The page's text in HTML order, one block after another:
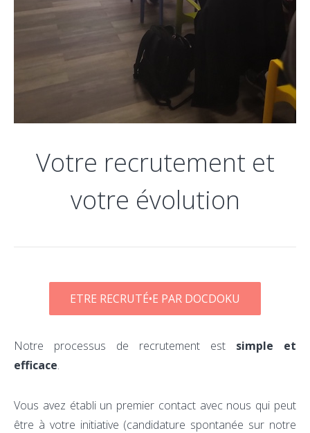
Votre recrutement et
votre évolution
ETRE RECRUTÉ•E PAR DOCDOKU
Notre processus de recrutement est simple et
efficace.
Vous avez établi un premier contact avec nous qui peut
être à votre initiative (candidature spontanée sur notre